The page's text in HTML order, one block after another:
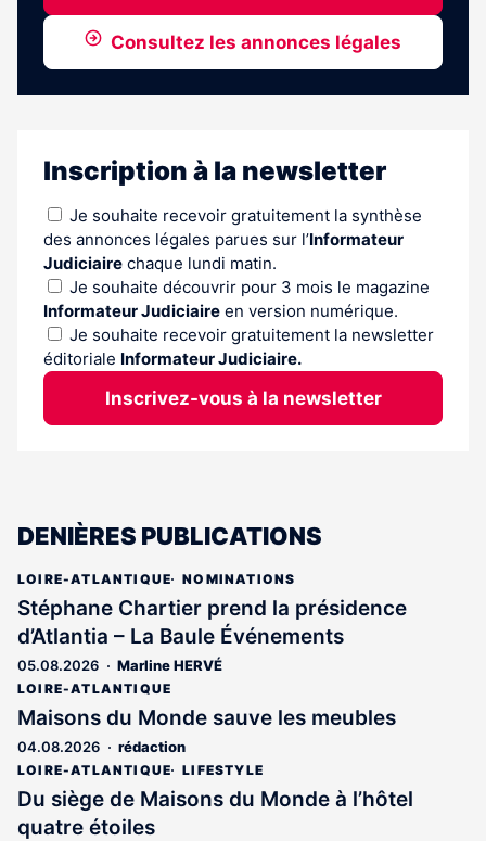
Consultez les annonces légales
Inscription à la newsletter
Je souhaite recevoir gratuitement la synthèse
des annonces légales parues sur l’Informateur
Judiciaire chaque lundi matin.
Je souhaite découvrir pour 3 mois le magazine
Informateur Judiciaire en version numérique.
Je souhaite recevoir gratuitement la newsletter
éditoriale Informateur Judiciaire.
Inscrivez-vous à la newsletter
DENIÈRES PUBLICATIONS
LOIRE-ATLANTIQUE NOMINATIONS
Stéphane Chartier prend la présidence
d’Atlantia – La Baule Événements
05.08.2026 Marline HERVÉ
LOIRE-ATLANTIQUE
Maisons du Monde sauve les meubles
04.08.2026 rédaction
LOIRE-ATLANTIQUE LIFESTYLE
Du siège de Maisons du Monde à l’hôtel
quatre étoiles